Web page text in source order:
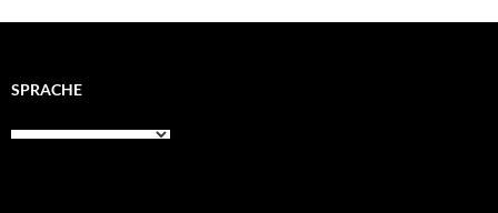
SPRACHE